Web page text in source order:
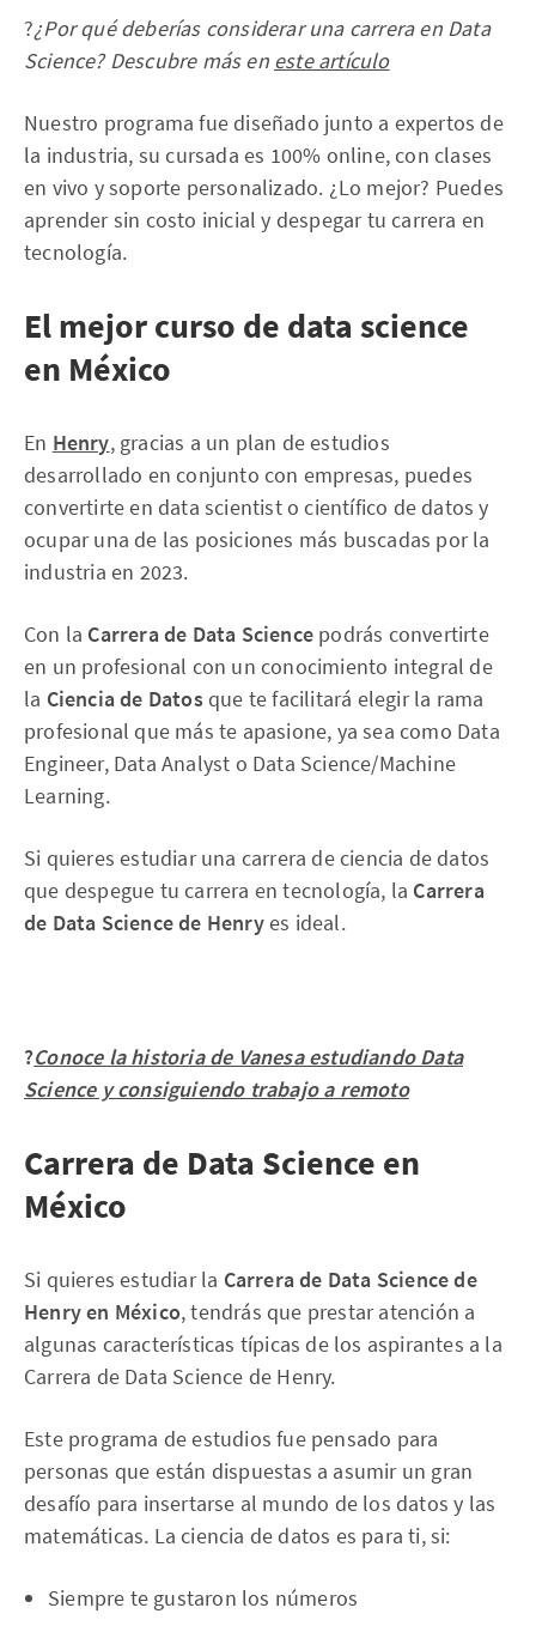
?¿Por qué deberías considerar una carrera en Data
Science? Descubre más en este artículo
Nuestro programa fue diseñado junto a expertos de
la industria, su cursada es 100% online, con clases
en vivo y soporte personalizado. ¿Lo mejor? Puedes
aprender sin costo inicial y despegar tu carrera en
tecnología.
El mejor curso de data science
en México
En Henry, gracias a un plan de estudios
desarrollado en conjunto con empresas, puedes
convertirte en data scientist o científico de datos y
ocupar una de las posiciones más buscadas por la
industria en 2023.
Con la Carrera de Data Science podrás convertirte
en un profesional con un conocimiento integral de
la Ciencia de Datosque te facilitará elegir la rama
profesional que más te apasione, ya sea como Data
Engineer, Data Analyst o Data Science/Machine
Learning.
Si quieres estudiar una carrera de ciencia de datos
que despegue tu carrera en tecnología, la Carrera
de Data Science de Henryes ideal.
?Conoce la historia de Vanesa estudiando Data
Science y consiguiendo trabajo a remoto
Carrera de Data Science en
México
Si quieres estudiar la Carrera de Data Science de
Henry en México, tendrás que prestar atención a
algunas características típicas de los aspirantes a la
Carrera de Data Science de Henry.
Este programa de estudios fue pensado para
personas que están dispuestas a asumir un gran
desafío para insertarse al mundo de los datos y las
matemáticas. La ciencia de datos es para ti, si:
Siempre te gustaron los números